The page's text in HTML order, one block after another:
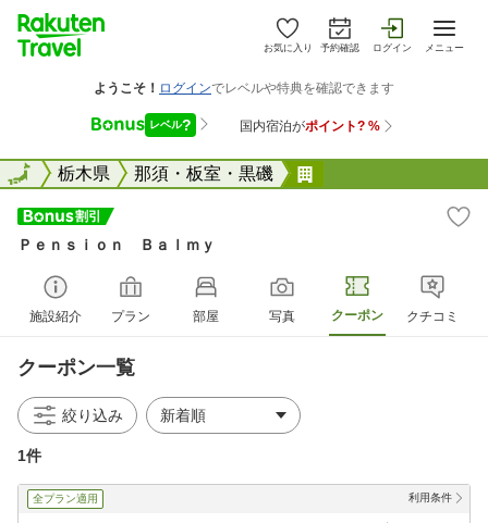
お気に入り 予約確認 ログイン メニュー
全国栃木県 那須・板室・黒磯
全国
Ｐｅｎｓｉｏｎ Ｂａｌｍｙ
施設紹介 プラン 部屋 写真 クーポン クチコミ
クーポン一覧
絞り込み
1件
利用条件
全プラン適用